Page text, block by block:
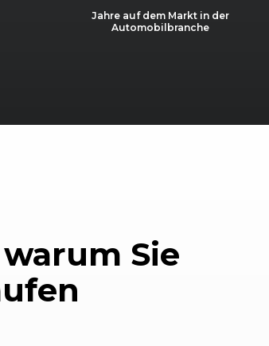
Jahre auf dem Markt in der
Automobilbranche
Sie